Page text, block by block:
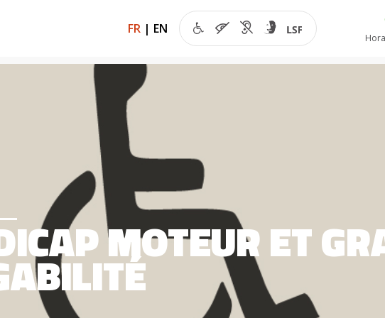
FR | EN
MOTEUR ET